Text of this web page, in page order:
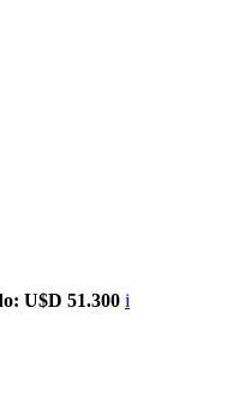
U$D 51.300 i